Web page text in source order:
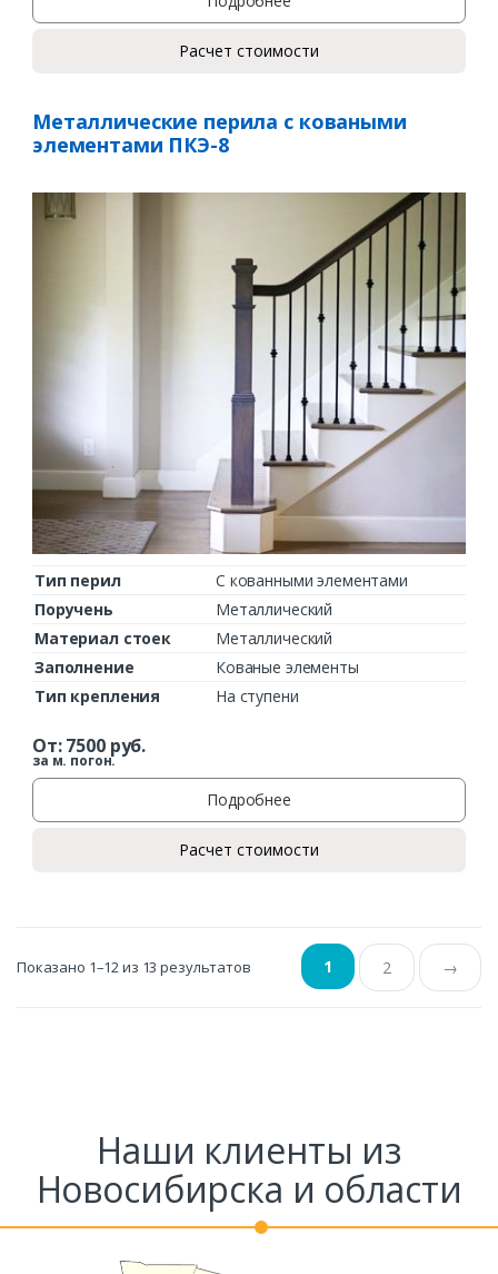
Расчет стоимости
Металлические перила с коваными
элементами ПКЭ-8
Тип перил
С кованными элементами
Поручень
Металлический
Материал стоек
Металлический
Заполнение
Кованые элементы
Тип крепления
На ступени
От:7500руб.
за м. погон.
Подробнее
Расчет стоимости
Показано 1–12 из 13 результатов 1 2 →
Наши клиенты из
Новосибирска и области